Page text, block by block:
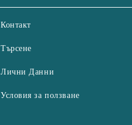
Контакт
Търсене
Лични Данни
Условия за ползване